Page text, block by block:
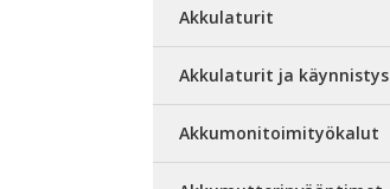
Akkulaturit
Akkulaturit ja käynnistys
Akkumonitoimityökalut